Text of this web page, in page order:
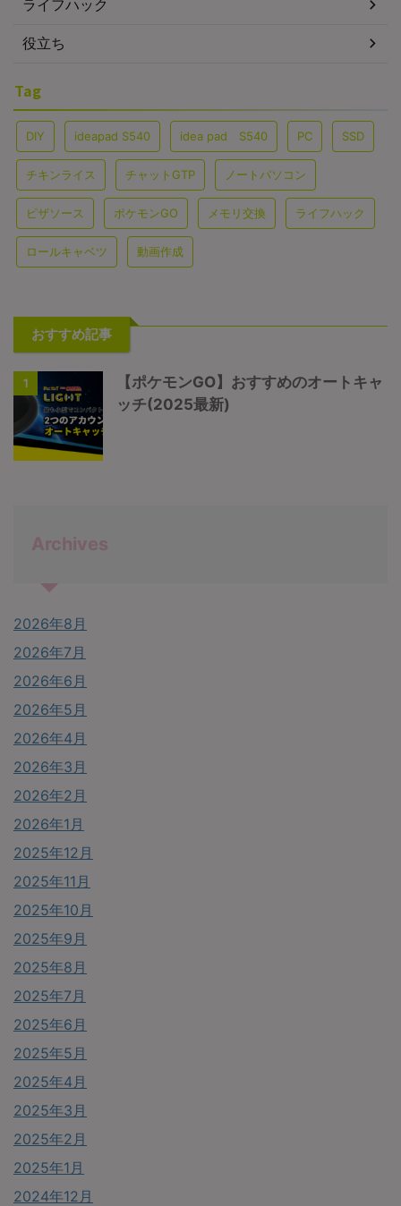
ライフハック
役立ち
Tag
DIY ideapad S540 idea pad S540 PC SSD
チキンライス チャットGTP ノートパソコン
ピザソース ポケモンGO メモリ交換 ライフハック
ロールキャベツ 動画作成
おすすめ記事
1
【ポケモンGO】おすすめのオートキャ
ッチ(2025最新)
Archives
2026年8月
2026年7月
2026年6月
2026年5月
2026年4月
2026年3月
2026年2月
2026年1月
2025年12月
2025年11月
2025年10月
2025年9月
2025年8月
2025年7月
2025年6月
2025年5月
2025年4月
2025年3月
2025年2月
2025年1月
2024年12月